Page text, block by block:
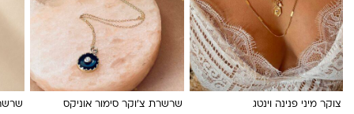
צוקר מיני פנינה וינטג שרשרת צ’וקר סימור אוניקס